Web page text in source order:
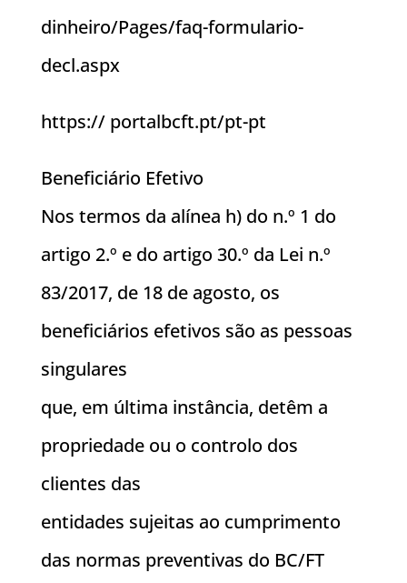
dinheiro/Pages/faq-formulario-
decl.aspx
https:// portalbcft.pt/pt-pt
Beneficiário Efetivo
Nos termos da alínea h) do n.º 1 do
artigo 2.º e do artigo 30.º da Lei n.º
83/2017, de 18 de agosto, os
beneficiários efetivos são as pessoas
singulares
que, em última instância, detêm a
propriedade ou o controlo dos
clientes das
entidades sujeitas ao cumprimento
das normas preventivas do BC/FT